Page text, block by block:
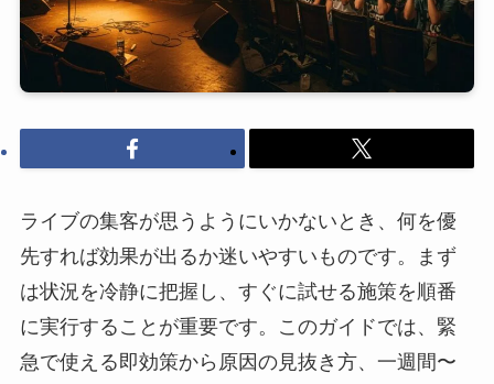
ライブの集客が思うようにいかないとき、何を優
先すれば効果が出るか迷いやすいものです。まず
は状況を冷静に把握し、すぐに試せる施策を順番
に実行することが重要です。このガイドでは、緊
急で使える即効策から原因の見抜き方、一週間〜